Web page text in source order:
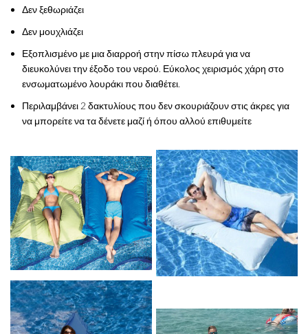
Δεν ξεθωριάζει
Δεν μουχλιάζει
Εξοπλισμένο με μια διαρροή στην πίσω πλευρά για να
διευκολύνει την έξοδο του νερού. Εύκολος χειρισμός χάρη στο
ενσωματωμένο λουράκι που διαθέτει.
Περιλαμβάνει 2 δακτυλίους που δεν σκουριάζουν στις άκρες για
να μπορείτε να τα δένετε μαζί ή όπου αλλού επιθυμείτε